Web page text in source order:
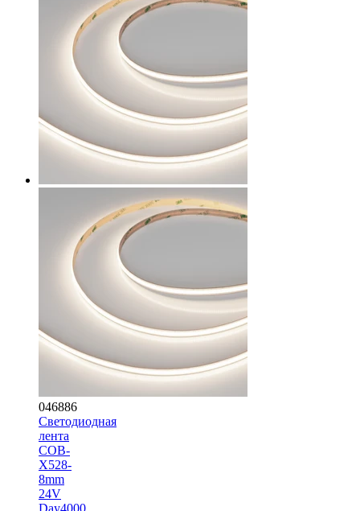
046886
Светодиодная
лента
COB-
X528-
8mm
24V
Day4000